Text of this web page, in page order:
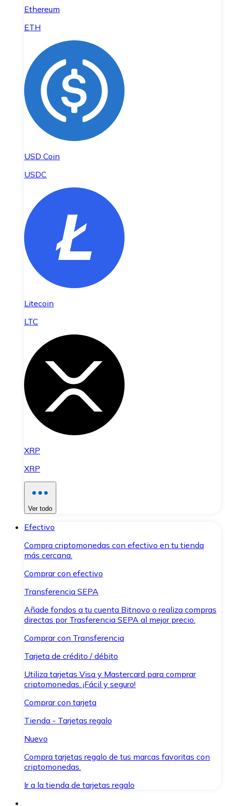
Ethereum
ETH
USD Coin
USDC
Litecoin
LTC
XRP
XRP
Ver todo
Efectivo
Compra criptomonedas con efectivo en tu tienda
más cercana.
Comprar con efectivo
Transferencia SEPA
Añade fondos a tu cuenta Bitnovo o realiza compras
directas por Trasferencia SEPA al mejor precio.
Comprar con Transferencia
Tarjeta de crédito / débito
Utiliza tarjetas Visa y Mastercard para comprar
criptomonedas. ¡Fácil y seguro!
Comprar con tarjeta
Tienda - Tarjetas regalo
Nuevo
Compra tarjetas regalo de tus marcas favoritas con
criptomonedas.
Ir a la tienda de tarjetas regalo